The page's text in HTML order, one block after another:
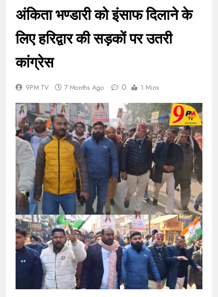
अंकिता भण्डारी को इंसाफ दिलाने के
लिए हरिद्वार की सड़कों पर उतरी
कांग्रेस
9PM TV 7 Months Ago 0 1 Mins